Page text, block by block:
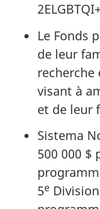
Le Fonds
de leur
visant à
et de leur
Sistema
500 000 $
5e